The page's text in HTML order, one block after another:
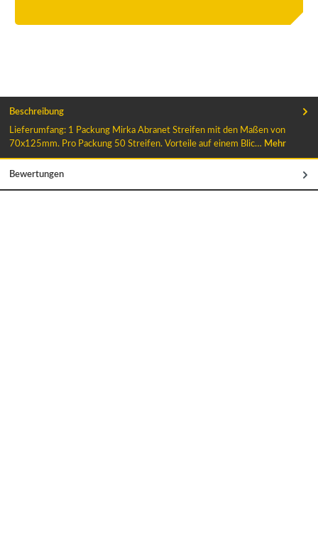
Beschreibung
Lieferumfang: 1 Packung Mirka Abranet Streifen mit den Maßen von
70x125mm. Pro Packung 50 Streifen. Vorteile auf einem Blic… Mehr
Bewertungen